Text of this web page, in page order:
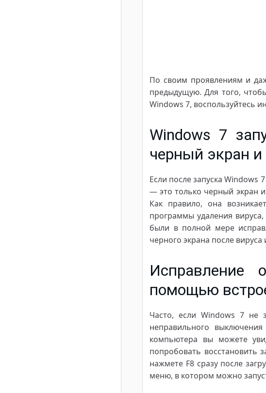
По своим проявлениям и
предыдущую. Для того,
Windows 7, воспользуйтесь
Windows 7
черный экран
Если после запуска Windows
— это только черный экран и
Как правило, она
программы удаления
были в полной мере
черного экрана после
Исправление
помощью
Часто, если Windows 7 не
неправильного
компьютера вы можете
попробовать восстановить
нажмете F8 сразу после
меню, в котором можно